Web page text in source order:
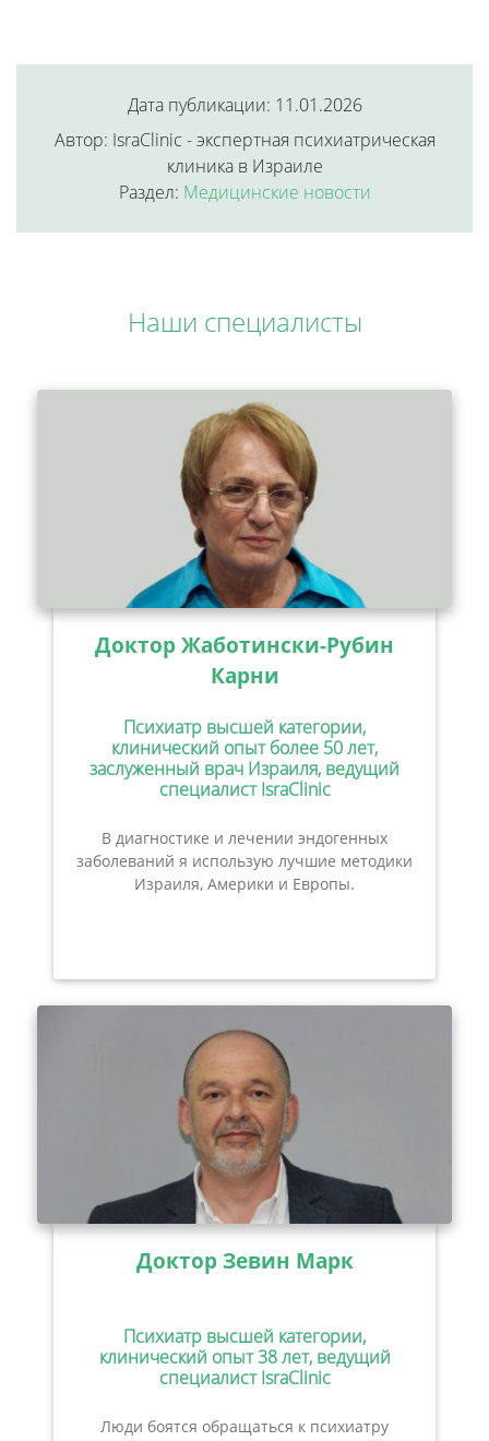
Дата публикации: 11.01.2026
Автор: IsraClinic - экспертная психиатрическая
клиника в Израиле
Раздел: Медицинские новости
Наши специалисты
Доктор Жаботински-Рубин
Карни
Психиатр высшей категории,
клинический опыт более 50 лет,
заслуженный врач Израиля, ведущий
специалист IsraClinic
В диагностике и лечении эндогенных
заболеваний я использую лучшие методики
Израиля, Америки и Европы.
Доктор Зевин Марк
Психиатр высшей категории,
клинический опыт 38 лет, ведущий
специалист IsraClinic
Люди боятся обращаться к психиатру